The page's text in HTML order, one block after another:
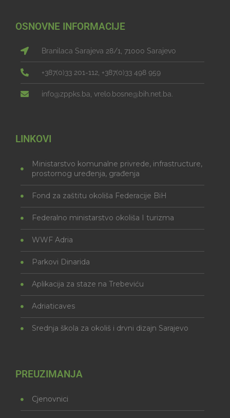
OSNOVNE INFORMACIJE
Branilaca Sarajeva 28/1, 71000 Sarajevo
+387(0)33 201-112, +387(0)33 498 959
info@zppks.ba, vrelo.bosne@bih.net.ba.
LINKOVI
Ministarstvo komunalne privrede, infrastructure,
prostornog uređenja, građenja
Fond za zaštitu okoliša Federacije BiH
Federalno ministarstvo okoliša I turizma
WWF Adria
Parkovi Dinarida
Aplikacija za staze na Trebeviću
Adriaticaves
Srednja škola za okoliš i drvni dizajn Sarajevo
PREUZIMANJA
Cjenovnici